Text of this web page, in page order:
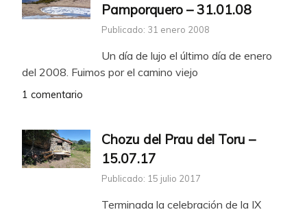
Pamporquero – 31.01.08
Publicado: 31 enero 2008
Un día de lujo el último día de enero
del 2008. Fuimos por el camino viejo
1 comentario
Chozu del Prau del Toru –
15.07.17
Publicado: 15 julio 2017
Terminada la celebración de la IX